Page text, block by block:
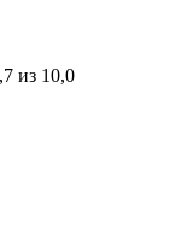
из 10,0